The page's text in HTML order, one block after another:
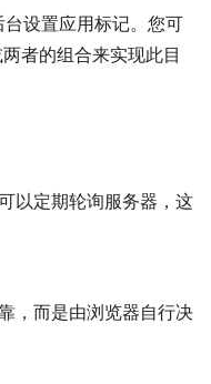
设置应用标记。您可
者的组合来实现此目
以定期轮询服务器，这
，而是由浏览器自行决